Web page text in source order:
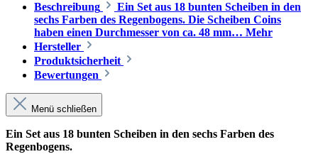
Beschreibung
Ein Set aus 18 bunten Scheiben in den
sechs Farben des Regenbogens. Die Scheiben Coins
haben einen Durchmesser von ca. 48 mm… Mehr
Hersteller
Produktsicherheit
Bewertungen
Menü schließen
Ein Set aus 18 bunten Scheiben in den sechs Farben des
Regenbogens.